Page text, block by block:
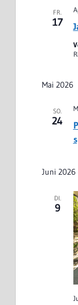
FR.
17
Mai 2026
SO.
24
Juni 2026
DI.
9